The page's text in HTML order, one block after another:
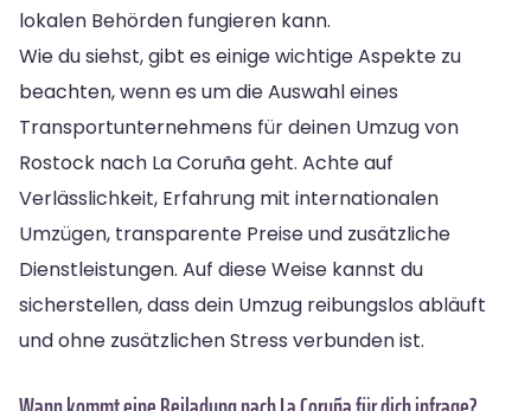
lokalen Behörden fungieren kann.
Wie du siehst, gibt es einige wichtige Aspekte zu
beachten, wenn es um die Auswahl eines
Transportunternehmens für deinen Umzug von
Rostock nach La Coruña geht. Achte auf
Verlässlichkeit, Erfahrung mit internationalen
Umzügen, transparente Preise und zusätzliche
Dienstleistungen. Auf diese Weise kannst du
sicherstellen, dass dein Umzug reibungslos abläuft
und ohne zusätzlichen Stress verbunden ist.